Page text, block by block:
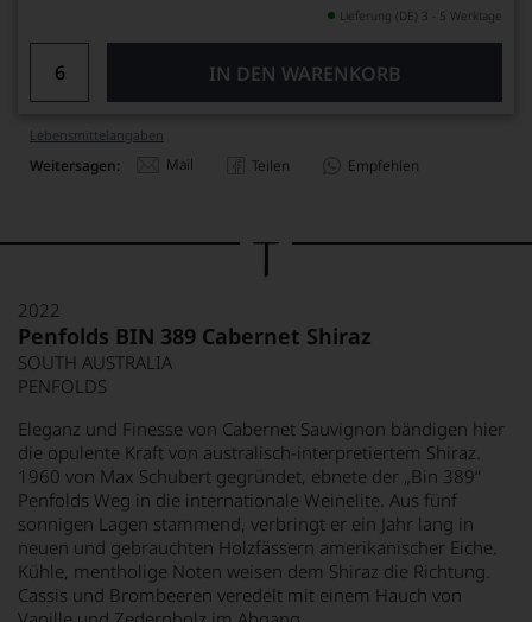
Lieferung (DE) 3 - 5 Werktage
IN DEN WARENKORB
Lebensmittel­angaben
Weitersagen: Mail Teilen Empfehlen
2022
Penfolds BIN 389 Cabernet Shiraz
SOUTH AUSTRALIA
PENFOLDS
Eleganz und Finesse von Cabernet Sauvignon bändigen hier
die opulente Kraft von australisch-interpretiertem Shiraz.
1960 von Max Schubert gegründet, ebnete der „Bin 389“
Penfolds Weg in die internationale Weinelite. Aus fünf
sonnigen Lagen stammend, verbringt er ein Jahr lang in
neuen und gebrauchten Holzfässern amerikanischer Eiche.
Kühle, mentholige Noten weisen dem Shiraz die Richtung.
Cassis und Brombeeren veredelt mit einem Hauch von